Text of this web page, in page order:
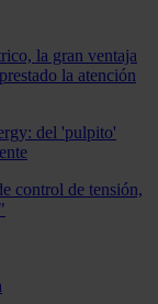
la gran ventaja
la atención
del 'pulpito'
control de tensión,